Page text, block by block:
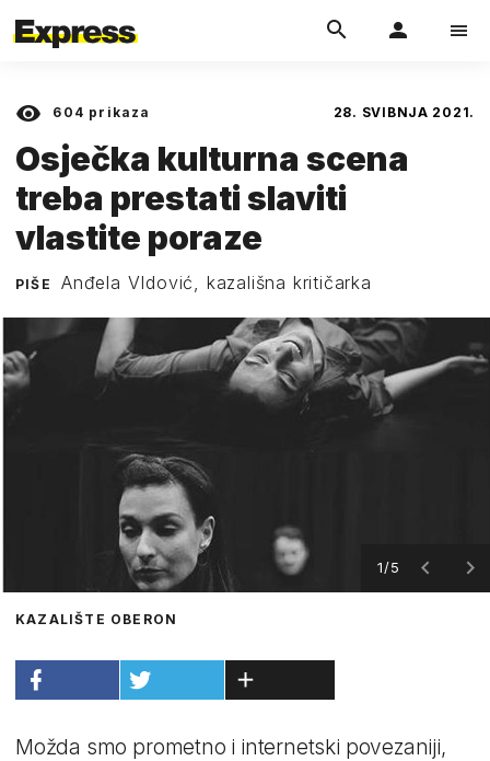
604 prikaza 28. SVIBNJA 2021.
Osječka kulturna scena
treba prestati slaviti
vlastite poraze
PIŠE Anđela VIdović, kazališna kritičarka
1/5
KAZALIŠTE OBERON
Možda smo prometno i internetski povezaniji,